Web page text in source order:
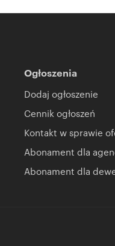
Ogłoszenia
Dodaj ogłoszenie
Cennik ogłoszeń
Kontakt w sprawie
Abonament dla
Abonament dla